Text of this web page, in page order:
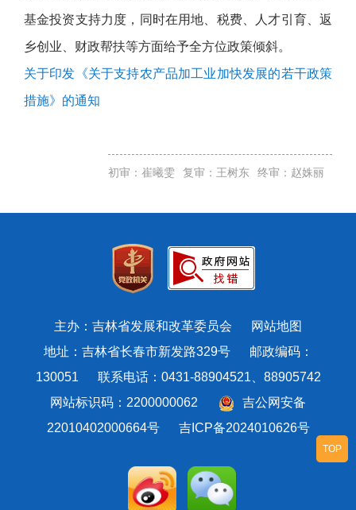
基金投资支持力度，同时在用地、税费、人才引育、返
乡创业、财政帮扶等方面给予全方位政策倾斜。
关于印发《关于支持农产品加工业加快发展的若干政策
措施》的通知
初审：崔曦雯 复审：王树东 终审：赵姝丽
主办：吉林省发展和改革委员会
网站地图
地址：吉林省长春市新发路329号 邮政编码：
130051 联系电话：0431-88904521、88905742
网站标识码：2200000062
吉公网安备
22010402000664号
吉ICP备2024010626号
TOP